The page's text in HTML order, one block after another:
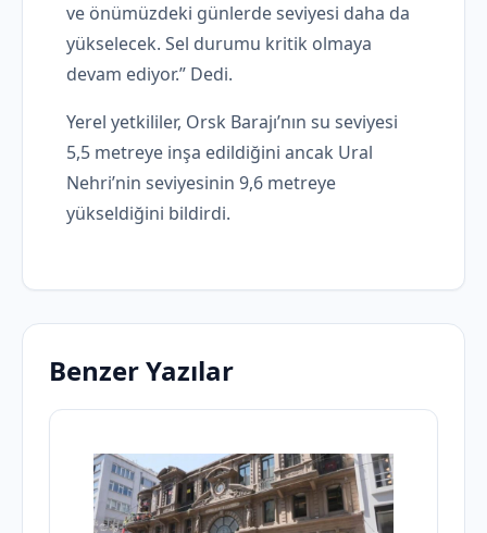
ve önümüzdeki günlerde seviyesi daha da
yükselecek. Sel durumu kritik olmaya
devam ediyor.” Dedi.
Yerel yetkililer, Orsk Barajı’nın su seviyesi
5,5 metreye inşa edildiğini ancak Ural
Nehri’nin seviyesinin 9,6 metreye
yükseldiğini bildirdi.
Benzer Yazılar